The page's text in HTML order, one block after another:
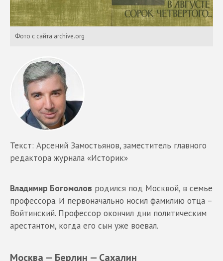
Фото с сайта archive.org
Текст: Арсений Замостьянов, заместитель главного
редактора журнала «Историк»
Владимир Богомолов родился под Москвой, в семье
профессора. И первоначально носил фамилию отца –
Войтинский. Профессор окончил дни политическим
арестантом, когда его сын уже воевал.
Москва — Берлин — Сахалин